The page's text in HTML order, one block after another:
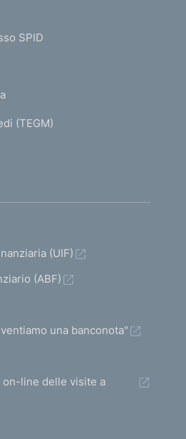
SPID
(TEGM)
(UIF)
(ABF)
una banconota"
line delle visite a